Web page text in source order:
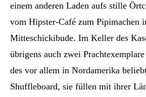
einem anderen Laden aufs stille
vom Hipster-Café zum Pipimachen
Mitteschickibude. Im Keller des
übrigens auch zwei
des vor allem in Nordamerika
Shuffleboard, sie füllen mit ihrer